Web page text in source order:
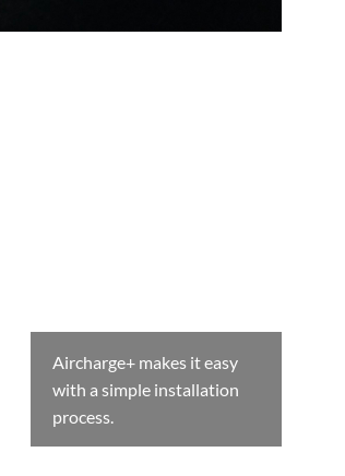
Aircharge+ makes it easy
with a simple installation
process.